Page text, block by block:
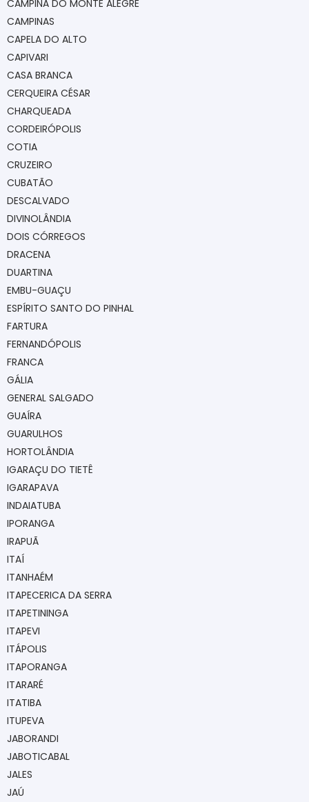
CAMPINA DO MONTE ALEGRE
CAMPINAS
CAPELA DO ALTO
CAPIVARI
CASA BRANCA
CERQUEIRA CÉSAR
CHARQUEADA
CORDEIRÓPOLIS
COTIA
CRUZEIRO
CUBATÃO
DESCALVADO
DIVINOLÂNDIA
DOIS CÓRREGOS
DRACENA
DUARTINA
EMBU-GUAÇU
ESPÍRITO SANTO DO PINHAL
FARTURA
FERNANDÓPOLIS
FRANCA
GÁLIA
GENERAL SALGADO
GUAÍRA
GUARULHOS
HORTOLÂNDIA
IGARAÇU DO TIETÊ
IGARAPAVA
INDAIATUBA
IPORANGA
IRAPUÃ
ITAÍ
ITANHAÉM
ITAPECERICA DA SERRA
ITAPETININGA
ITAPEVI
ITÁPOLIS
ITAPORANGA
ITARARÉ
ITATIBA
ITUPEVA
JABORANDI
JABOTICABAL
JALES
JAÚ